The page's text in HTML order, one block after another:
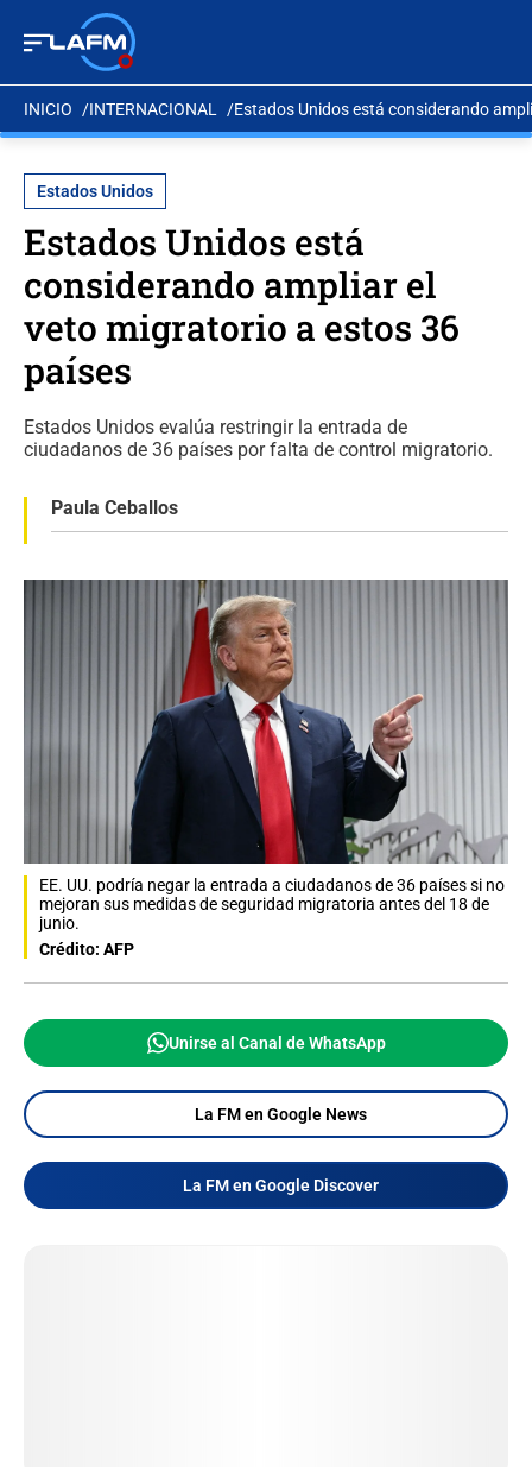
INICIO INTERNACIONAL Estados Unidos está considerando
Estados Unidos
Estados Unidos está
considerando ampliar el
veto migratorio a estos 36
países
Estados Unidos evalúa restringir la entrada de
ciudadanos de 36 países por falta de control migratorio.
Paula Ceballos
EE. UU. podría negar la entrada a ciudadanos de 36 países si no
mejoran sus medidas de seguridad migratoria antes del 18 de
junio.
Crédito: AFP
Unirse al Canal de WhatsApp
La FM en Google News
La FM en Google Discover